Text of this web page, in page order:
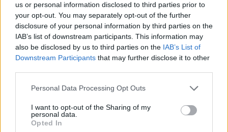
us or personal information disclosed to third parties prior to
your opt-out. You may separately opt-out of the further
disclosure of your personal information by third parties on the
IAB’s list of downstream participants. This information may
also be disclosed by us to third parties on the IAB’s List of
Downstream Participants that may further disclose it to other
Personal Data Processing Opt Outs
I want to opt-out of the Sharing of my
personal data.
Opted In